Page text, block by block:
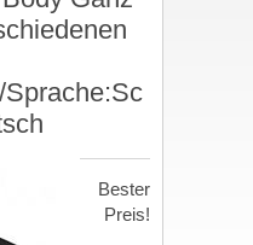
Bester
Preis!